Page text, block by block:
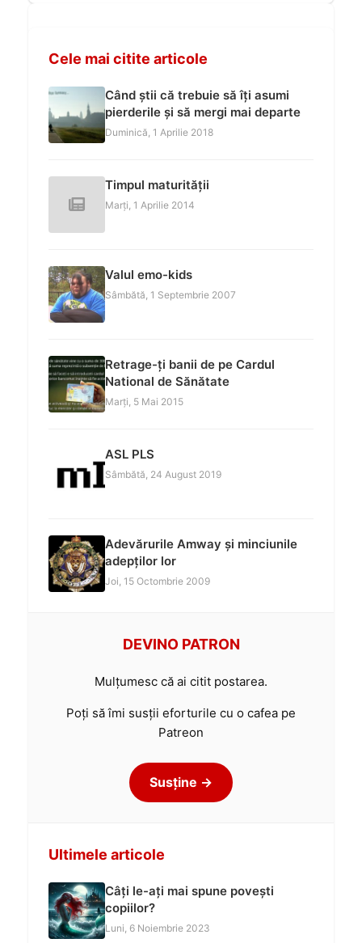
Cele mai citite articole
Când știi că trebuie să îți asumi
pierderile și să mergi mai departe
Duminică, 1 Aprilie 2018
Timpul maturității
Marți, 1 Aprilie 2014
Valul emo-kids
Sâmbătă, 1 Septembrie 2007
Retrage-ți banii de pe Cardul
National de Sănătate
Marți, 5 Mai 2015
ASL PLS
Sâmbătă, 24 August 2019
Adevărurile Amway și minciunile
adepților lor
Joi, 15 Octombrie 2009
DEVINO PATRON
Mulțumesc că ai citit postarea.
Poți să îmi susții eforturile cu o cafea pe
Patreon
Susține →
Ultimele articole
Câți le-ați mai spune povești
copiilor?
Luni, 6 Noiembrie 2023